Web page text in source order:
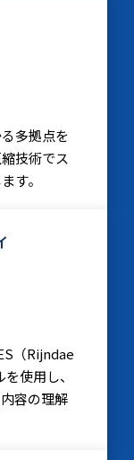
多拠点を
技術でス
す。
（Rijndae
使用し、
容の理解